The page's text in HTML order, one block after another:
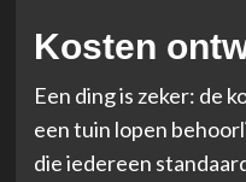
Kosten
Een ding is zeker: de
een tuin lopen
die iedereen